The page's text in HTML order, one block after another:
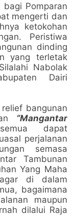
Pomparan
mengerti dan
ketokohan
Peristiwa
dinding
yang terletak
Nabolak
Dairi
bangunan
“Mangantar
dapat
perjalanan
semasa
Tambunan
Yang Maha
di dalam
bagaimana
maupun
dilalui Raja